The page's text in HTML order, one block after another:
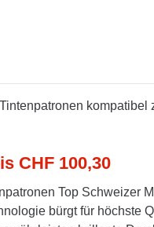
kompatibel
CHF 100,30
Top Schweizer
bürgt für höchste